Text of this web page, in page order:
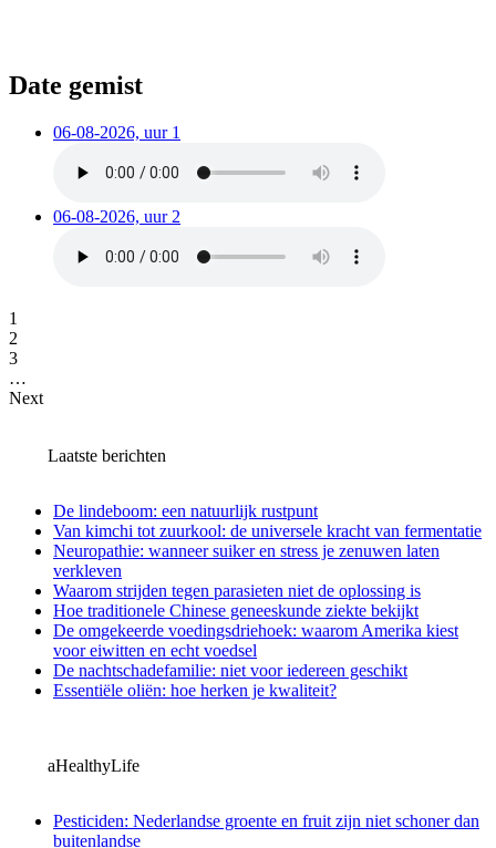
Date gemist
06-08-2026, uur 1
06-08-2026, uur 2
1
2
3
…
Next
Laatste berichten
De lindeboom: een natuurlijk rustpunt
Van kimchi tot zuurkool: de universele kracht van fermentatie
Neuropathie: wanneer suiker en stress je zenuwen laten
verkleven
Waarom strijden tegen parasieten niet de oplossing is
Hoe traditionele Chinese geneeskunde ziekte bekijkt
De omgekeerde voedingsdriehoek: waarom Amerika kiest
voor eiwitten en echt voedsel
De nachtschadefamilie: niet voor iedereen geschikt
Essentiële oliën: hoe herken je kwaliteit?
aHealthyLife
Pesticiden: Nederlandse groente en fruit zijn niet schoner dan
buitenlandse